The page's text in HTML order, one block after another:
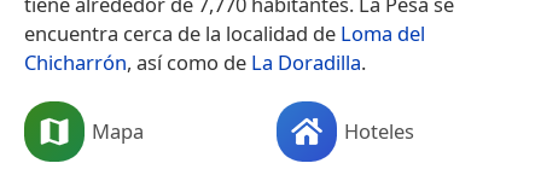
encuentra cerca de la localidad de Loma del
Chicharrón, así como de La Doradilla.
Mapa Hoteles